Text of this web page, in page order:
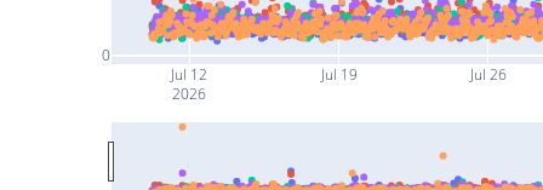
Jul 12
2026
Jul 19 Jul 26
0